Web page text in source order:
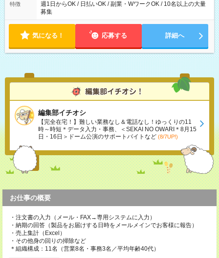
特徴
週1日からOK / 日払いOK / 副業・WワークOK / 10名以上の大量
募集
気になる！ 応募する 詳細へ
編集部イチオシ
【完全在宅！】難しい業務なし＆電話なし！ゆっくりの11
時～時短＊データ入力・事務、＜SEKAI NO OWARI＊8月15
日・16日＞ドーム公演のサポートバイトなど (8/7UP!)
お仕事の概要
・注文書の入力（メール・FAX→専用システムに入力）
・納期の回答（製品をお届けする日時をメールメインでお客様に報告）
・売上集計（Excel）
・その他身の回りの掃除など
＊組織構成：11名（営業8名・事務3名／平均年齢40代）